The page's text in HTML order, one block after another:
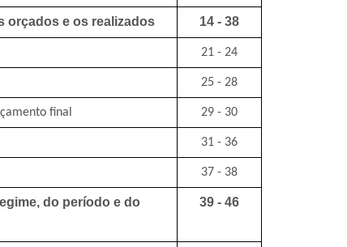
orçados e os realizados 14 - 38
21 - 24
25 - 28
final 29 - 30
31 - 36
37 - 38
do período e do
39 - 46